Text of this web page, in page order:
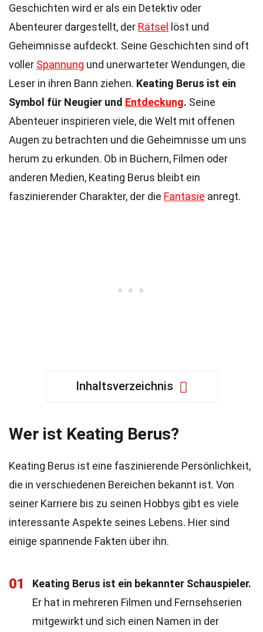
Geschichten wird er als ein Detektiv oder
Abenteurer dargestellt, der Rätsel
löst und
Geheimnisse aufdeckt. Seine Geschichten sind oft
voller Spannung und unerwarteter Wendungen, die
Leser in ihren Bann ziehen. Keating Berus ist ein
Symbol für Neugier und Entdeckung. Seine
Abenteuer inspirieren viele, die Welt mit offenen
Augen zu betrachten und die Geheimnisse um uns
herum zu erkunden. Ob in Büchern, Filmen oder
anderen Medien, Keating Berus bleibt ein
faszinierender Charakter, der die Fantasie anregt.
Inhaltsverzeichnis
Wer ist Keating Berus?
Keating Berus ist eine faszinierende Persönlichkeit,
die in verschiedenen Bereichen bekannt ist. Von
seiner Karriere bis zu seinen Hobbys gibt es viele
interessante Aspekte seines Lebens. Hier sind
einige spannende Fakten über ihn.
01
Keating Berus ist ein bekannter Schauspieler.
Er hat in mehreren Filmen und Fernsehserien
mitgewirkt und sich einen Namen in der